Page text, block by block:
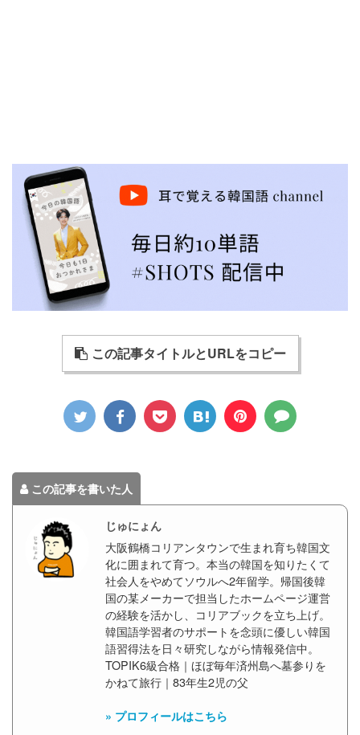
この記事タイトルとURLをコピー
この記事を書いた人
じゅにょん
大阪鶴橋コリアンタウンで生まれ育ち韓国文
化に囲まれて育つ。本当の韓国を知りたくて
社会人をやめてソウルへ2年留学。帰国後韓
国の某メーカーで担当したホームページ運営
の経験を活かし、コリアブックを立ち上げ。
韓国語学習者のサポートを念頭に優しい韓国
語習得法を日々研究しながら情報発信中。
TOPIK6級合格｜ほぼ毎年済州島へ墓参りを
かねて旅行｜83年生2児の父
» プロフィールはこちら